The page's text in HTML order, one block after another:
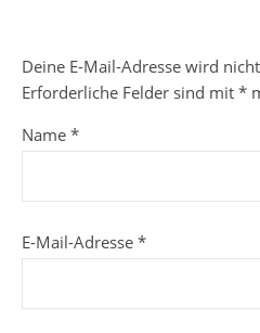
Deine E-Mail-Adresse wird
Erforderliche Felder sind mit *
Name *
E-Mail-Adresse *